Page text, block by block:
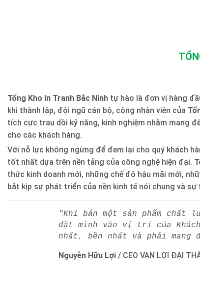
Tổng Kho In Tranh Bắc Ninh tự hào là đơn vị hàng
khi thành lập, đội ngũ cán bộ, công nhân viên của
tích cực trau dồi kỹ năng, kinh nghiệm nhằm mang
cho các khách hàng.
Với nỗ lực không ngừng để đem lại cho quý khách
tốt nhất dựa trên nền tảng của công nghệ hiện đại.
thức kinh doanh mới, những chế độ hậu mãi mới,
bắt kịp sự phát triển của nền kinh tế nói chung và
"Khi bán một sản phẩm
đặt mình vào vị trí của
nhất, bền nhất và phải
Nguyễn Hữu Lợi / CEO VẠN LỢI ĐẠI